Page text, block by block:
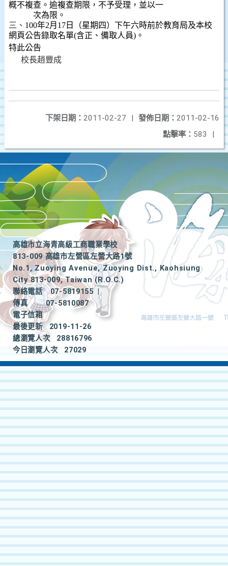
概不複查。逾複查期限，不予受理，並以一
次為限。
三、 100年2月 17 日 （星期四） 下午六時前於教育局及本校
網頁公告錄取名單(含正、備取人員) 。
特此公告
校長趙豐成
發佈日期： 2011-02-16
下架日期： 2011-02-27
|
點擊率： 583 |
高雄市立海青高級工商職業學校
813-009 高雄市左營區左營大路1號
No.1, Zuoying Avenue, Zuoying Dist., Kaohsiung
City 813-009, Taiwan (R.O.C.)
聯絡電話
07-5819155
|
傳真
07-5810087
電子信箱
最後更新
2019-11-26
總瀏覽人次
28816796
今日瀏覽人次
27029